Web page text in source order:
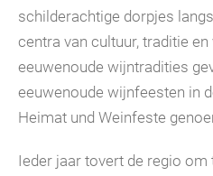
schilderachtige dorpjes
centra van cultuur, traditie en
eeuwenoude wijntradities
eeuwenoude wijnfeesten in
Heimat und Weinfeste
Ieder jaar tovert de regio